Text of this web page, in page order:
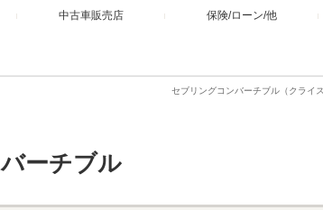
中古車販売店 保険/ローン/他
セブリングコンバーチブル（クライ
ーチブル